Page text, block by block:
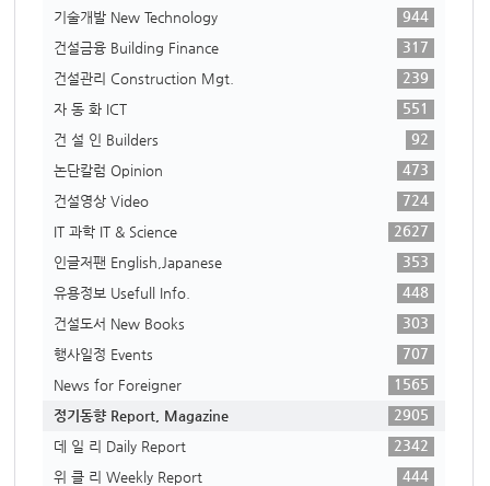
기술개발 New Technology
944
건설금융 Building Finance
317
건설관리 Construction Mgt.
239
자 동 화 ICT
551
건 설 인 Builders
92
논단칼럼 Opinion
473
건설영상 Video
724
IT 과학 IT & Science
2627
인글저팬 English,Japanese
353
유용정보 Usefull Info.
448
건설도서 New Books
303
행사일정 Events
707
News for Foreigner
1565
정기동향 Report, Magazine
2905
데 일 리 Daily Report
2342
위 클 리 Weekly Report
444